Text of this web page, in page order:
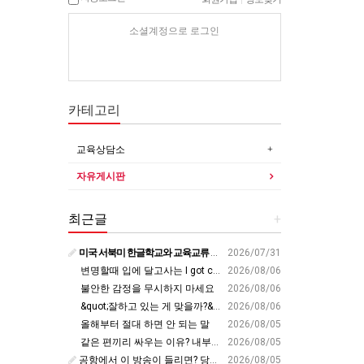
소셜계정으로 로그인
카테고리
교육상담소
자유게시판
+
최근글
2026/07/31
미국 서북미 한글학교와 교육교류 첫 물꼬 - 사회적경제뉴스
2026/08/06
변명할때 입에 달고사는 I got carried away????????
2026/08/06
불안한 감정을 무시하지 마세요
2026/08/06
&quot;잘하고 있는 게 맞을까?&quot; 세바시 대표가 비교 지옥에서 탈출한 방법 [#세바시45 에디토리얼 ep.2]
2026/08/05
올해부터 절대 하면 안 되는 말
2026/08/05
같은 편끼리 싸우는 이유? 내부의 적이 더 무섭다? 인간이 갈등을 빚는 이유ㅣ최재천의 아마존
2026/08/05
공항에서 이 방송이 들리면? 당장 뛰어가세요!! #영어회화 #영어표현 #영어공부